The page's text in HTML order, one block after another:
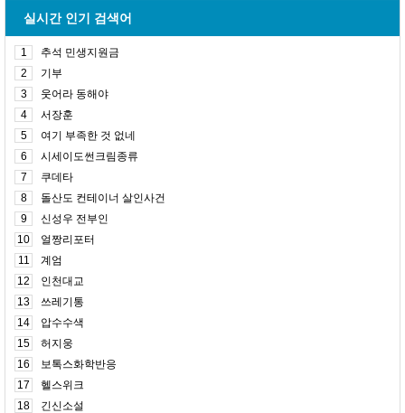
실시간 인기 검색어
1
추석 민생지원금
2
기부
3
웃어라 동해야
4
서장훈
5
여기 부족한 것 없네
6
시세이도썬크림종류
7
쿠데타
8
돌산도 컨테이너 살인사건
9
신성우 전부인
10
얼짱리포터
11
계엄
12
인천대교
13
쓰레기통
14
압수수색
15
허지웅
16
보톡스화학반응
17
헬스위크
18
긴신소설